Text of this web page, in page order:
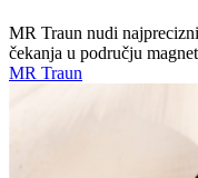
MR Traun nudi
čekanja u području
MR Traun